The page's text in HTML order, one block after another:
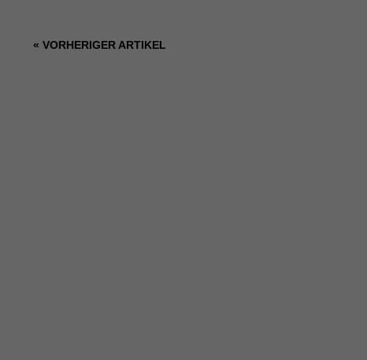
« VORHERIGER ARTIKEL